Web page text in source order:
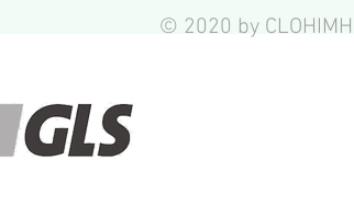
© 2020 by